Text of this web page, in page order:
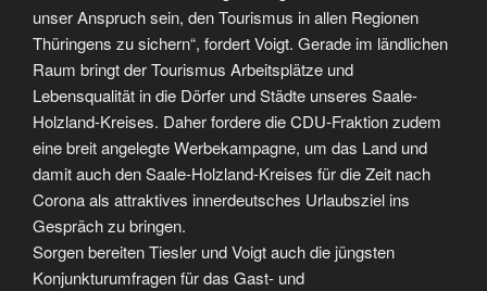
unser Anspruch sein, den Tourismus in allen Regionen
Thüringens zu sichern“, fordert Voigt. Gerade im ländlichen
Raum bringt der Tourismus Arbeitsplätze und
Lebensqualität in die Dörfer und Städte unseres Saale-
Holzland-Kreises. Daher fordere die CDU-Fraktion zudem
eine breit angelegte Werbekampagne, um das Land und
damit auch den Saale-Holzland-Kreises für die Zeit nach
Corona als attraktives innerdeutsches Urlaubsziel ins
Gespräch zu bringen.
Sorgen bereiten Tiesler und Voigt auch die jüngsten
Konjunkturumfragen für das Gast- und